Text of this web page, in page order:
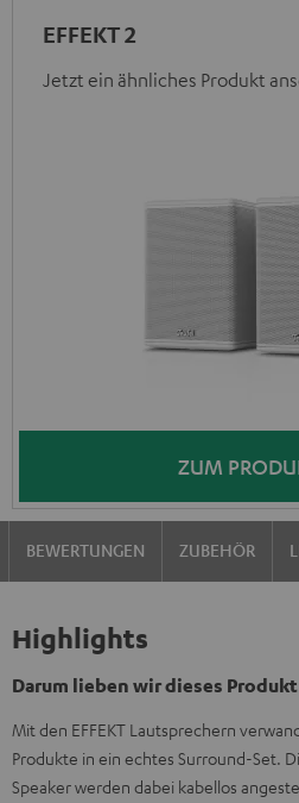
EFFEKT 2
Jetzt ein ähnliches Produkt
ZUM
BEWERTUNGEN ZUBEHÖR
Highlights
Darum lieben wir dieses Produkt
Mit den EFFEKT Lautsprechern
Produkte in ein echtes Surround-Set.
Speaker werden dabei kabellos